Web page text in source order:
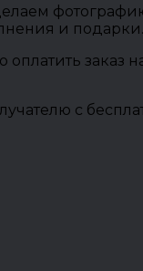
и подарки.
оплатить
с